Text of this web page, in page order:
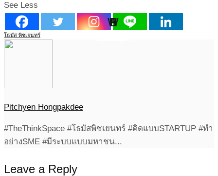
See Less
โธมัส พิชเยนทร์
Pitchyen Hongpakdee
#TheThinkSpace #โธมัสพิชเยนทร์ #คิดแบบSTARTUP #ทำ
อย่างSME #มีระบบแบบมหาชน...
Leave a Reply
H
B
S
L
P
W